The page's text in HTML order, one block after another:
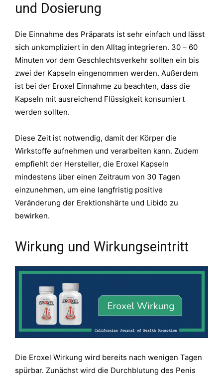
und Dosierung
Die Einnahme des Präparats ist sehr einfach und lässt
sich unkompliziert in den Alltag integrieren. 30 – 60
Minuten vor dem Geschlechtsverkehr sollten ein bis
zwei der Kapseln eingenommen werden. Außerdem
ist bei der Eroxel Einnahme zu beachten, dass die
Kapseln mit ausreichend Flüssigkeit konsumiert
werden sollten.
Diese Zeit ist notwendig, damit der Körper die
Wirkstoffe aufnehmen und verarbeiten kann. Zudem
empfiehlt der Hersteller, die Eroxel Kapseln
mindestens über einen Zeitraum von 30 Tagen
einzunehmen, um eine langfristig positive
Veränderung der Erektionshärte und Libido zu
bewirken.
Wirkung und Wirkungseintritt
Die Eroxel Wirkung wird bereits nach wenigen Tagen
spürbar. Zunächst wird die Durchblutung des Penis